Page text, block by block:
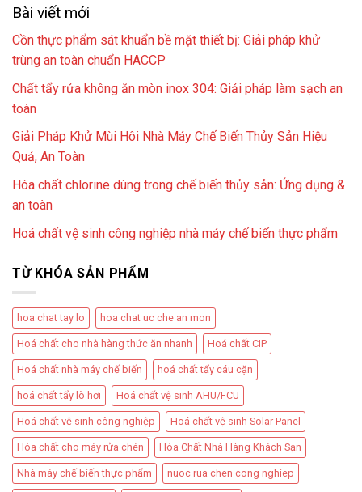
Bài viết mới
Cồn thực phẩm sát khuẩn bề mặt thiết bị: Giải pháp khử
trùng an toàn chuẩn HACCP
Chất tẩy rửa không ăn mòn inox 304: Giải pháp làm sạch an
toàn
Giải Pháp Khử Mùi Hôi Nhà Máy Chế Biến Thủy Sản Hiệu
Quả, An Toàn
Hóa chất chlorine dùng trong chế biến thủy sản: Ứng dụng &
an toàn
Hoá chất vệ sinh công nghiệp nhà máy chế biến thực phẩm
TỪ KHÓA SẢN PHẨM
hoa chat tay lo hoa chat uc che an mon
Hoá chất cho nhà hàng thức ăn nhanh Hoá chất CIP
Hoá chất nhà máy chế biến hoá chất tẩy cáu cặn
hoá chất tẩy lò hơi Hoá chất vệ sinh AHU/FCU
Hoá chất vệ sinh công nghiệp Hoá chất vệ sinh Solar Panel
Hóa chất cho máy rửa chén Hóa Chất Nhà Hàng Khách Sạn
Nhà máy chế biến thực phẩm nuoc rua chen cong nghiep